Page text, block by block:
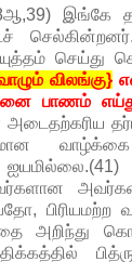
இங்கே
செய்து
விலங்கு}
பாணம்
பிரியமற்ற
அறிந்து